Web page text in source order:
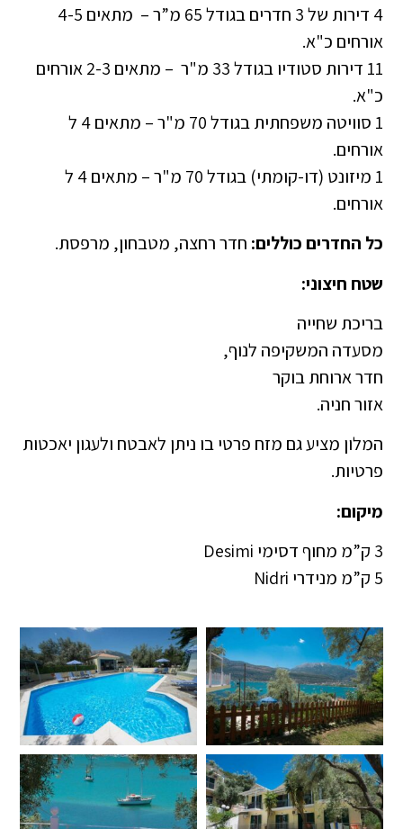
4 דירות של 3 חדרים בגודל 65 מ”ר – מתאים 4-5
אורחים כ"א.
11 דירות סטודיו בגודל 33 מ"ר – מתאים 2-3 אורחים
כ"א.
1 סוויטה משפחתית בגודל 70 מ"ר – מתאים 4 ל
אורחים.
1 מיזונט (דו-קומתי) בגודל 70 מ"ר – מתאים 4 ל
אורחים.
כל החדרים כוללים: חדר רחצה, מטבחון, מרפסת.
שטח חיצוני:
בריכת שחייה
מסעדה המשקיפה לנוף,
חדר ארוחת בוקר
אזור חניה.
המלון מציע גם מזח פרטי בו ניתן לאבטח ולעגון יאכטות
פרטיות.
מיקום:
3 ק”מ מחוף דסימי Desimi
5 ק”מ מנידרי Nidri